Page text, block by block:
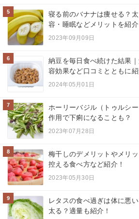
5
寝る前のバナナは痩せる？
容・睡眠などメリットを紹介
2023年09月09日
6
納豆を毎日食べ続けた結果
容効果など口コミとともに紹
2024年05月01日
7
ホーリーバジル（トゥルシ
作用で下痢になることも？
2023年07月28日
8
梅干しのデメリットやメリ
控える食べ方など紹介！
2023年05月30日
9
レタスの食べ過ぎは体に悪
太る？適量も紹介！